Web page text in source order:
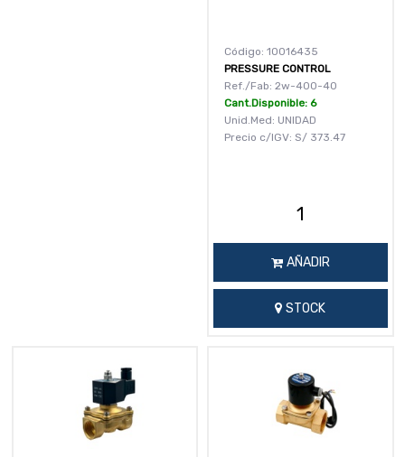
Código: 10016435
PRESSURE CONTROL
Ref./Fab: 2w-400-40
Cant.Disponible: 6
Unid.Med: UNIDAD
Precio c/IGV: S/ 373.47
AÑADIR
STOCK